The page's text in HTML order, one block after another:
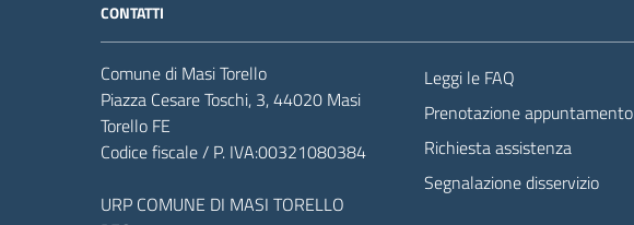
CONTATTI
Comune di Masi Torello
Piazza Cesare Toschi, 3, 44020 Masi
Torello FE
Codice fiscale / P. IVA:00321080384
URP COMUNE DI MASI TORELLO
Leggi le FAQ
Prenotazione appuntamento
Richiesta assistenza
Segnalazione disservizio